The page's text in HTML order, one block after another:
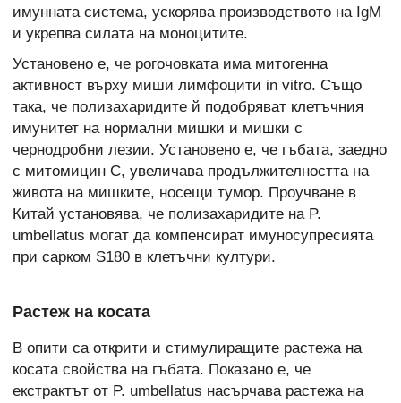
имунната система, ускорява производството на IgM
и укрепва силата на моноцитите.
Установено е, че рогочовката има митогенна
активност върху миши лимфоцити in vitro. Също
така, че полизахаридите й подобряват клетъчния
имунитет на нормални мишки и мишки с
чернодробни лезии. Установено е, че гъбата, заедно
с митомицин С, увеличава продължителността на
живота на мишките, носещи тумор. Проучване в
Китай установява, че полизахаридите на P.
umbellatus могат да компенсират имуносупресията
при сарком S180 в клетъчни култури.
Растеж на косата
В опити са открити и стимулиращите растежа на
косата свойства на гъбата. Показано е, че
екстрактът от P. umbellatus насърчава растежа на